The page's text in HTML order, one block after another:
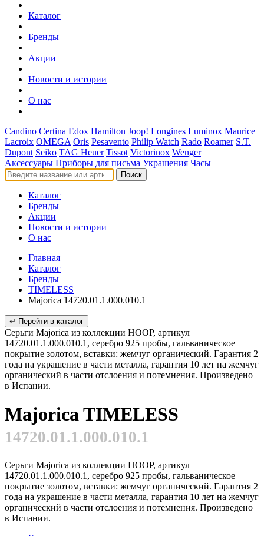
Каталог
Бренды
Акции
Новости и истории
О нас
Candino Certina Edox Hamilton Joop! Longines Luminox Maurice
Lacroix OMEGA Oris Pesavento Philip Watch Rado Roamer S.T.
Dupont Seiko TAG Heuer Tissot Victorinox Wenger
Аксессуары Приборы для письма Украшения Часы
Поиск
Каталог
Бренды
Акции
Новости и истории
О нас
Главная
Каталог
Бренды
TIMELESS
Majorica 14720.01.1.000.010.1
↵ Перейти в каталог
Серьги Majorica из коллекции HOOP, артикул
14720.01.1.000.010.1, серебро 925 пробы, гальваническое
покрытие золотом, вставки: жемчуг органический. Гарантия 2
года на украшение в части металла, гарантия 10 лет на жемчуг
органический в части отслоения и потемнения. Произведено
в Испании.
Majorica TIMELESS
14720.01.1.000.010.1
Серьги Majorica из коллекции HOOP, артикул
14720.01.1.000.010.1, серебро 925 пробы, гальваническое
покрытие золотом, вставки: жемчуг органический. Гарантия 2
года на украшение в части металла, гарантия 10 лет на жемчуг
органический в части отслоения и потемнения. Произведено
в Испании.